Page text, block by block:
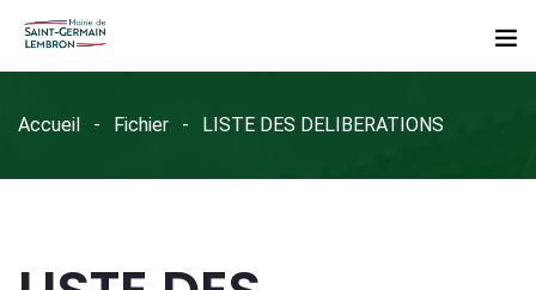
Accueil Fichier LISTE DES DELIBERATIONS